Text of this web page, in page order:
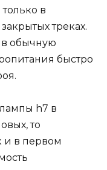
в
треках.
в обычную
быстро
h7 в
то
и в первом